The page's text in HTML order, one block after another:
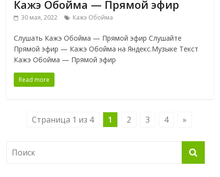
Кажэ Обойма — Прямой эфир
30 мая, 2022 Кажэ Обойма
Слушать Кажэ Обойма — Прямой эфир Слушайте
Прямой эфир — Кажэ Обойма на Яндекс.Музыке Текст
Кажэ Обойма — Прямой эфир
Read more
Страница 1 из 4 1 2 3 4 »